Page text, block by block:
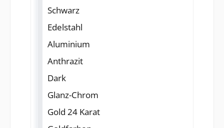
Schwarz
Edelstahl
Aluminium
Anthrazit
Dark
Glanz-Chrom
Gold 24 Karat